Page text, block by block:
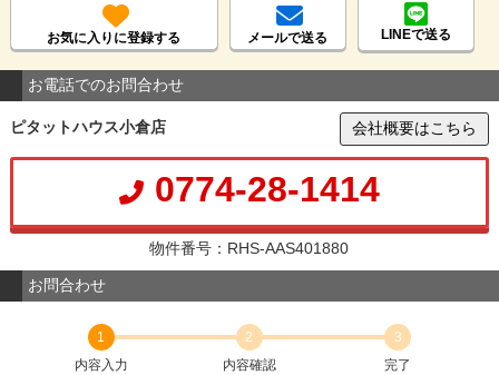
お気に入りに登録する メールで送る LINEで送る
お電話でのお問合わせ
ピタットハウス小倉店 会社概要はこちら
0774-28-1414
物件番号：RHS-AAS401880
お問合わせ
1
内容入力
2
内容確認
3
完了